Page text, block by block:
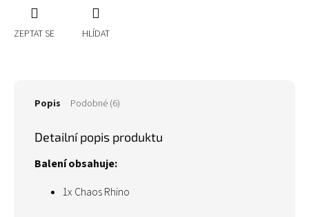
ZEPTAT SE HLÍDAT
Popis Podobné (6)
Detailní popis produktu
Balení obsahuje:
1x Chaos Rhino